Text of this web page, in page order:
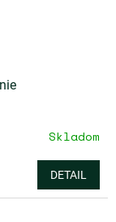
Skladom
DETAIL